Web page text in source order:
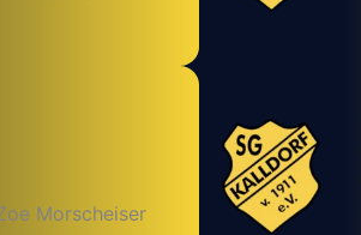
Morscheiser